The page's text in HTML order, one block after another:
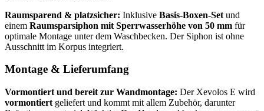
Raumsparend & platzsicher: Inklusive Basis-Boxen-Set und
einem Raumsparsiphon mit Sperrwasserhöhe von 50 mm für
optimale Montage unter dem Waschbecken. Der Siphon ist ohne
Ausschnitt im Korpus integriert.
Montage & Lieferumfang
Vormontiert und bereit zur Wandmontage: Der Xevolos E wird
vormontiert geliefert und kommt mit allem Zubehör, darunter